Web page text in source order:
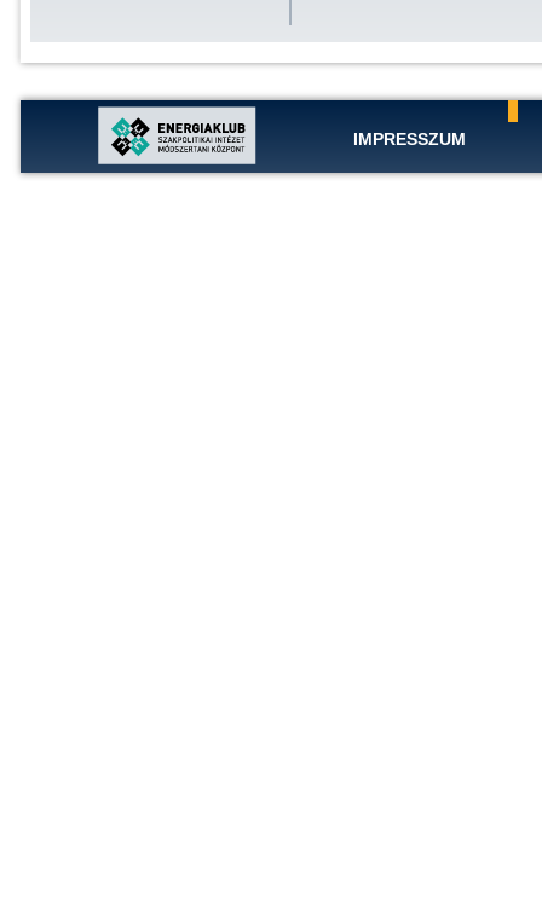
IMPRESSZUM